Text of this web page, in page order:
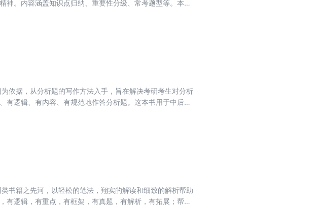
。内容涵盖知识点归纳、重要性分级、常考题型等。本书
依据，从分析题的写作方法入手，旨在解决考研考生对分析
逻辑、有内容、有规范地作答分析题。这本书用于中后期
籍之先河，以轻松的笔法，翔实的解读和细致的解析帮助
逻辑，有重点，有框架，有真题，有解析，有拓展；帮助